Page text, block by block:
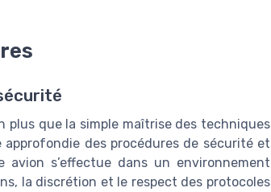
plus que la simple maîtrise des techniques
des procédures de sécurité et
s’effectue dans un environnement
la discrétion et le respect des protocoles